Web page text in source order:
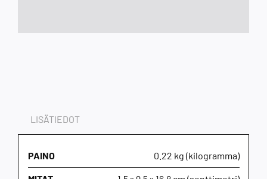
LISÄTIEDOT
PAINO 0.22 kg (kilogramma)